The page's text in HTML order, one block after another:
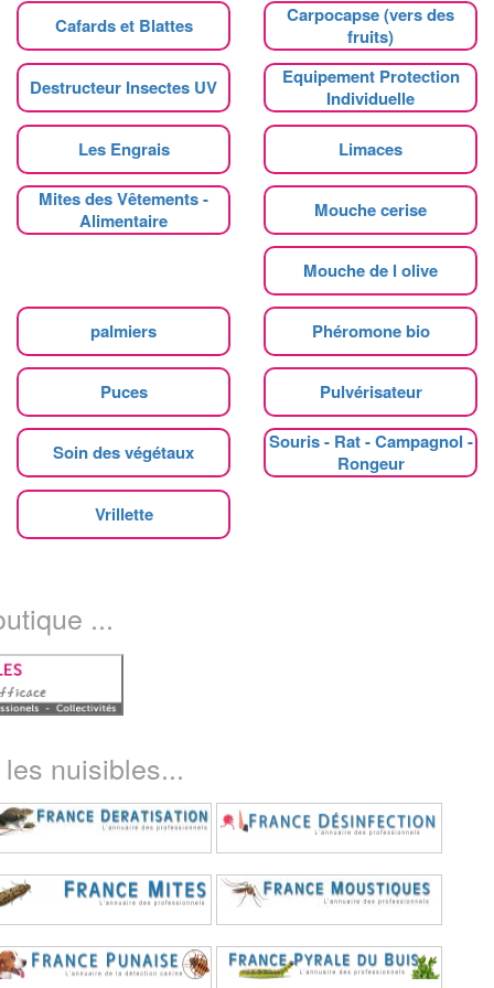
Cafards et Blattes
Carpocapse (vers des
fruits)
Destructeur Insectes UV
Equipement Protection
Individuelle
Les Engrais Limaces
Mites des Vêtements -
Alimentaire
Mouche cerise
Mouche de l olive
palmiers Phéromone bio
Puces Pulvérisateur
Soin des végétaux
Souris - Rat - Campagnol -
Rongeur
Vrillette
...
nuisibles...